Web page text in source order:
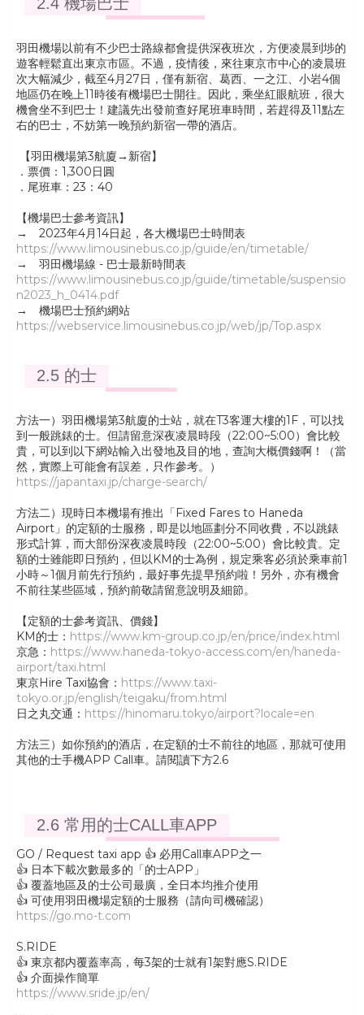
羽田機場以前有不少巴士路線都會提供深夜班次，方便凌晨到埗的
遊客輕鬆直出東京市區。不過，疫情後，來往東京市中心的凌晨班
次大幅減少，截至4月27日，僅有新宿、葛西、一之江、小岩4個
地區仍在晚上11時後有機場巴士開往。因此，乘坐紅眼航班，很大
機會坐不到巴士！建議先出發前查好尾班車時間，若趕得及11點左
右的巴士，不妨第一晚預約新宿一帶的酒店。
【羽田機場第3航廈→新宿】
．票價：1,300日圓
．尾班車：23：40
【機場巴士參考資訊】
→ 2023年4月14日起，各大機場巴士時間表
https://www.limousinebus.co.jp/guide/en/timetable/
→ 羽田機場線 - 巴士最新時間表
https://www.limousinebus.co.jp/guide/timetable/suspensio
n2023_h_0414.pdf
→ 機場巴士預約網站
https://webservice.limousinebus.co.jp/web/jp/Top.aspx
2.5 的士
方法一）羽田機場第3航廈的士站，就在T3客運大樓的1F，可以找
到一般跳錶的士。但請留意深夜凌晨時段（22:00~5:00）會比較
貴，可以到以下網站輸入出發地及目的地，查詢大概價錢啊！（當
然，實際上可能會有誤差，只作參考。）
https://japantaxi.jp/charge-search/
方法二）現時日本機場有推出「Fixed Fares to Haneda
Airport」的定額的士服務，即是以地區劃分不同收費，不以跳錶
形式計算，而大部份深夜凌晨時段（22:00~5:00）會比較貴。定
額的士雖能即日預約，但以KM的士為例，規定乘客必須於乘車前1
小時～1個月前先行預約，最好事先提早預約啦！另外，亦有機會
不前往某些區域，預約前敬請留意說明及細節。
【定額的士參考資訊、價錢】
KM的士： https://www.km-group.co.jp/en/price/index.html
京急： https://www.haneda-tokyo-access.com/en/haneda-
airport/taxi.html
東京Hire Taxi協會： https://www.taxi-
tokyo.or.jp/english/teigaku/from.html
日之丸交通： https://hinomaru.tokyo/airport?locale=en
方法三）如你預約的酒店，在定額的士不前往的地區，那就可使用
其他的士手機APP Call車。請閱讀下方2.6
2.6 常用的士CALL車APP
GO / Request taxi app 👍 必用Call車APP之一
👍 日本下載次數最多的「的士APP」
👍 覆蓋地區及的士公司最廣，全日本均推介使用
👍 可使用羽田機場定額的士服務（請向司機確認）
https://go.mo-t.com
S.RIDE
👍 東京都内覆蓋率高，每3架的士就有1架對應S.RIDE
👍 介面操作簡單
https://www.sride.jp/en/